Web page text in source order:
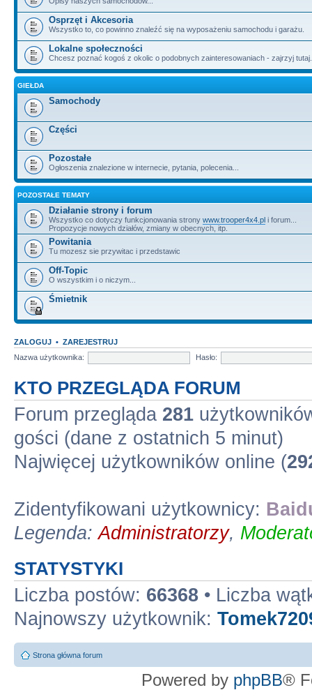
Osprzęt i Akcesoria
Wszystko to, co powinno znaleźć się na wyposażeniu samochodu i garażu.
Lokalne społeczności
Chcesz poznać kogoś z okolic o podobnych zainteresowaniach - zajrzyj
GIEŁDA
Samochody
Części
Pozostałe
Ogłoszenia znalezione w internecie, pytania, polecenia...
POZOSTAŁE TEMATY
Działanie strony i forum
Wszystko co dotyczy funkcjonowania strony www.trooper4x4.pl i forum...
Propozycje nowych działów, zmiany w obecnych, itp.
Powitania
Tu mozesz sie przywitac i przedstawic
Off-Topic
O wszystkim i o niczym...
Śmietnik
ZALOGUJ • ZAREJESTRUJ
Nazwa użytkownika:
Hasło:
KTO PRZEGLĄDA FORUM
Forum przegląda 281
gości (dane z ostatnich 5 minut)
Najwięcej użytkowników online (
Zidentyfikowani użytkownicy:
Legenda:Administratorzy,
STATYSTYKI
Liczba postów: 66368 • Liczba
Najnowszy użytkownik:
Strona główna forum
Powered by phpBB®